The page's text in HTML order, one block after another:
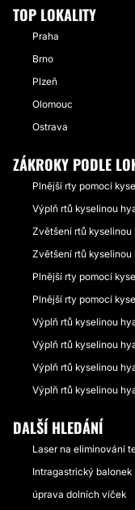
TOP LOKALITY
Praha
Brno
Plzeň
Olomouc
Ostrava
ZÁKROKY PODLE
Plnější rty pomocí
Výplň rtů kyselinou
Zvětšení rtů
Zvětšení rtů kyselinou
Plnější rty pomocí
Plnější rty pomocí
Výplň rtů kyselinou
Výplň rtů kyselinou
Výplň rtů kyselinou
Výplň rtů kyselinou
DALŠÍ HLEDÁNÍ
Laser na eliminování
Intragastrický balonek
úprava dolních víček